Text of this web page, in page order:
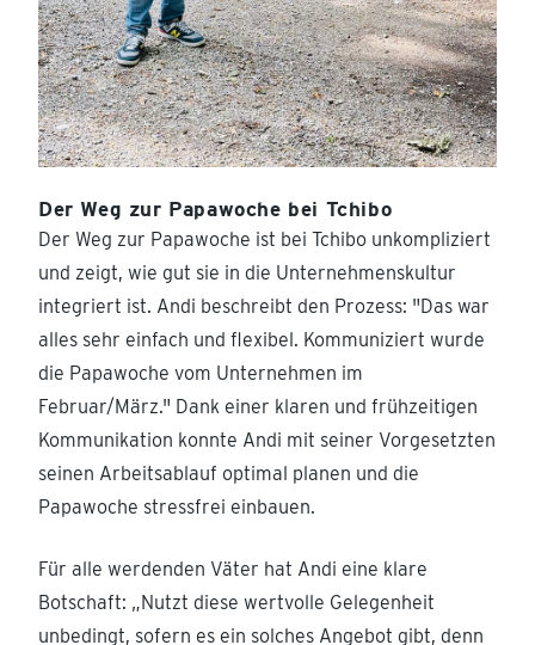
Der Weg zur Papawoche bei Tchibo
Der Weg zur Papawoche ist bei Tchibo unkompliziert
und zeigt, wie gut sie in die Unternehmenskultur
integriert ist. Andi beschreibt den Prozess: "Das war
alles sehr einfach und flexibel. Kommuniziert wurde
die Papawoche vom Unternehmen im
Februar/März." Dank einer klaren und frühzeitigen
Kommunikation konnte Andi mit seiner Vorgesetzten
seinen Arbeitsablauf optimal planen und die
Papawoche stressfrei einbauen.
Für alle werdenden Väter hat Andi eine klare
Botschaft: „Nutzt diese wertvolle Gelegenheit
unbedingt, sofern es ein solches Angebot gibt, denn